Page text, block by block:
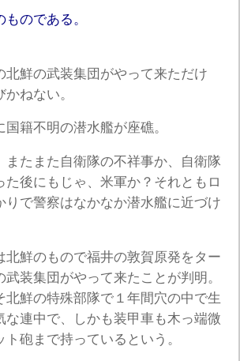
のである。
北鮮の武装集団がやって来ただけ
ねない。
籍不明の潜水艦が座礁。
またまた自衛隊の不祥事か、自衛隊
た後にもじゃ、米軍か？それともロ
りで警察はなかなか潜水艦に近づけ
北鮮のもので福井の敦賀原発をター
装集団がやって来たことが判明。
北鮮の特殊部隊で１年間穴の中で生
な連中で、しかも装甲車も木っ端微
砲まで持っているという。